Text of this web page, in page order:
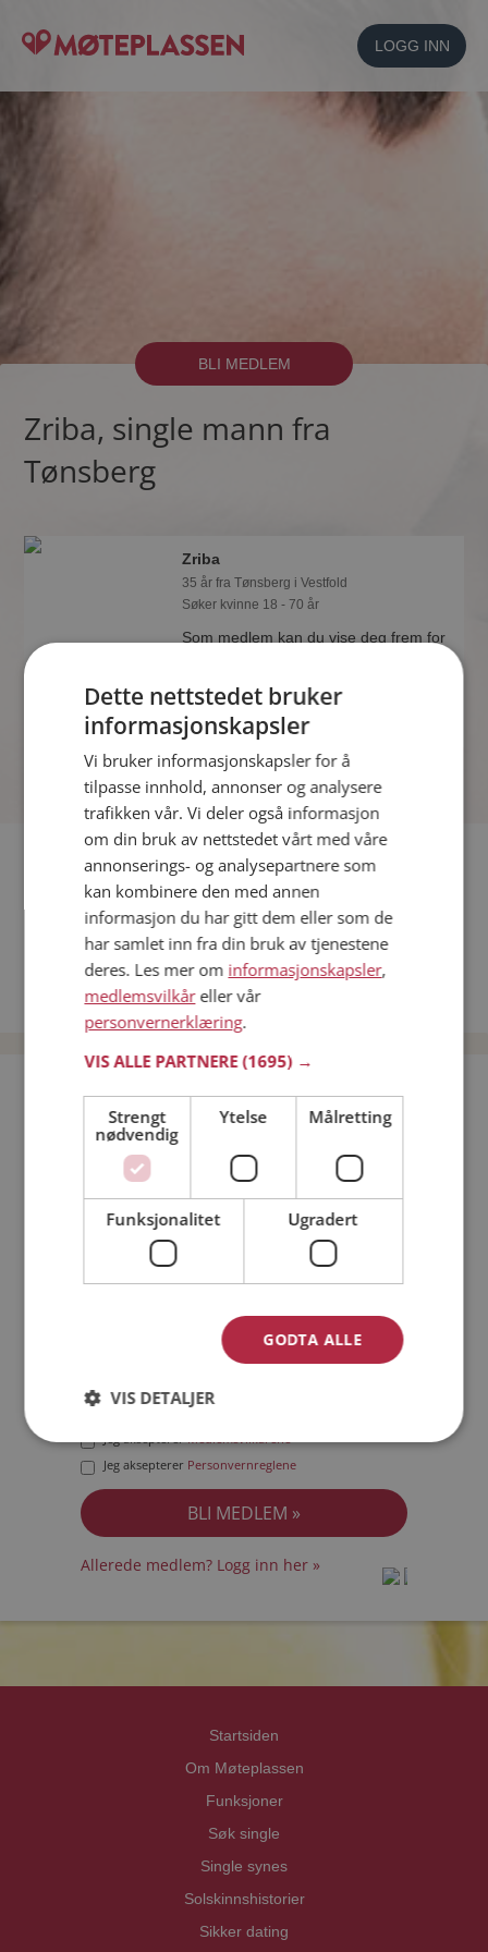
LOGG INN
BLI MEDLEM
Zriba, single mann fra
Tønsberg
Zriba
35 år fra Tønsberg i Vestfold
Søker kvinne 18 - 70 år
Som medlem kan du vise deg frem for
som synes du er interessant.
Fler single
Flere singlemenn fra Tønsberg: Robert,Geir,Frode
Kvinner fra Tønsberg
Date kvinner i Norge
Date menn i Norge
Bli medlem gratis!
Jeg er en: Mann Kvinne
Min alder:
Jeg akseptererMedlemsvilkårene
Jeg aksepterer Personvernreglene
Allerede medlem? Logg inn her »
Startsiden
Om Møteplassen
Funksjoner
Søk single
Single synes
Solskinnshistorier
Sikker dating
Dette nettstedet bruker
informasjonskapsler
Vi bruker informasjonskapsler for å
tilpasse innhold, annonser og analysere
trafikken vår. Vi deler også informasjon
om din bruk av nettstedet vårt med våre
annonserings- og analysepartnere som
kan kombinere den med annen
informasjon du har gitt dem eller som de
har samlet inn fra din bruk av tjenestene
deres. Les mer om informasjonskapsler,
medlemsvilkåreller vår
personvernerklæring.
VIS ALLE PARTNERE(1695) →
Strengt
nødvendig
Ytelse Målretting
Funksjonalitet Ugradert
GODTA ALLE
VIS DETALJER